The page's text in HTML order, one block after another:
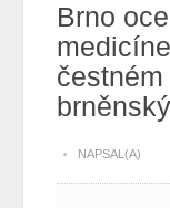
Brno
NAPSAL(A)